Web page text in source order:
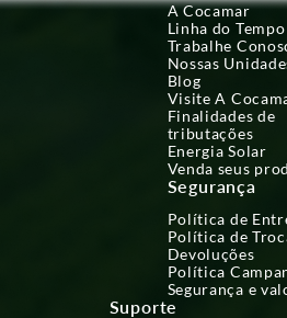
A Cocamar
Linha do Tempo
Trabalhe
Nossas
Blog
Visite A
Finalidades de
tributações
Energia Solar
Venda seus
Segurança
Política de
Política de
Devoluções
Política
Segurança e
Suporte